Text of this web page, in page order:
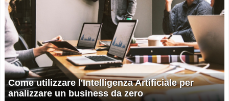
Come utilizzare l'Intelligenza Artificiale per
analizzare un business da zero